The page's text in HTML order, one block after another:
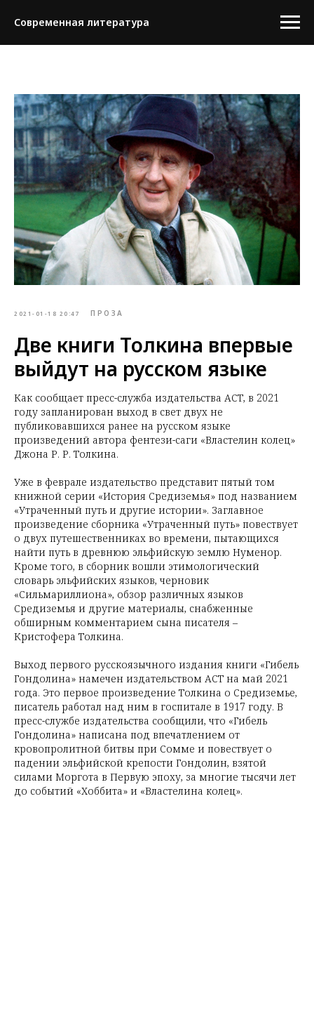
Современная литература
2021-01-18 20:47 ПРОЗА
Две книги Толкина впервые
выйдут на русском языке
Как сообщает пресс-служба издательства АСТ, в 2021
году запланирован выход в свет двух не
публиковавшихся ранее на русском языке
произведений автора фентези-саги «Властелин колец»
Джона Р. Р. Толкина.
Уже в феврале издательство представит пятый том
книжной серии «История Средиземья» под названием
«Утраченный путь и другие истории». Заглавное
произведение сборника «Утраченный путь» повествует
о двух путешественниках во времени, пытающихся
найти путь в древнюю эльфийскую землю Нуменор.
Кроме того, в сборник вошли этимологический
словарь эльфийских языков, черновик
«Сильмариллиона», обзор различных языков
Средиземья и другие материалы, снабженные
обширным комментарием сына писателя –
Кристофера Толкина.
Выход первого русскоязычного издания книги «Гибель
Гондолина» намечен издательством АСТ на май 2021
года. Это первое произведение Толкина о Средиземье,
писатель работал над ним в госпитале в 1917 году. В
пресс-службе издательства сообщили, что «Гибель
Гондолина» написана под впечатлением от
кровопролитной битвы при Сомме и повествует о
падении эльфийской крепости Гондолин, взятой
силами Моргота в Первую эпоху, за многие тысячи лет
до событий «Хоббита» и «Властелина колец».